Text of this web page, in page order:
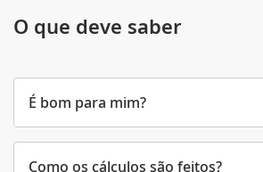
O que deve saber
É bom para mim?
Como os cálculos são feitos?